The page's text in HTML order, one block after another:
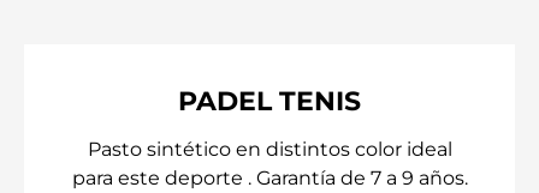
PADEL TENIS
Pasto sintético en distintos color ideal
para este deporte . Garantía de 7 a 9 años.